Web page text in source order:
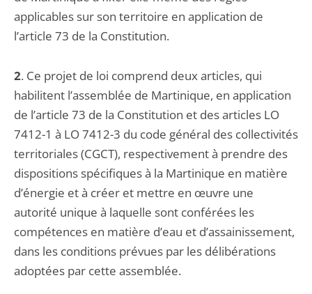
applicables sur son territoire en application de
l’article 73 de la Constitution.
2. Ce projet de loi comprend deux articles, qui
habilitent l’assemblée de Martinique, en application
de l’article 73 de la Constitution et des articles LO
7412-1 à LO 7412-3 du code général des collectivités
territoriales (CGCT), respectivement à prendre des
dispositions spécifiques à la Martinique en matière
d’énergie et à créer et mettre en œuvre une
autorité unique à laquelle sont conférées les
compétences en matière d’eau et d’assainissement,
dans les conditions prévues par les délibérations
adoptées par cette assemblée.